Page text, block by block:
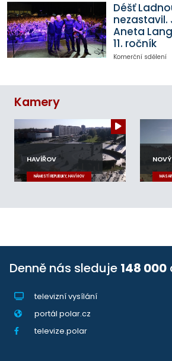
Déšť
nezastavil.
Aneta
11. ročník
Komerční sdělení
Kamery
HAVÍŘOV
NÁMĚSTÍ REPUBLIKY, HAVÍŘOV
Denně nás sleduje 148 000
televizní vysílání
portál polar.cz
televize.polar